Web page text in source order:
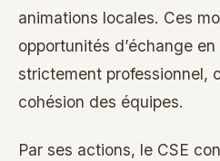
animations locales. Ces
opportunités d’échange
strictement professionnel,
cohésion des équipes.
Par ses actions, le CSE